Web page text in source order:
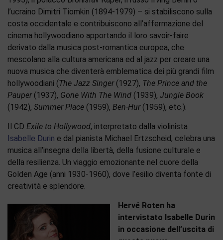
l’ucraino Dimitri Tiomkin (1894-1979) – si stabiliscono sulla
costa occidentale e contribuiscono all’affermazione del
cinema hollywoodiano apportando il loro savoir-faire
derivato dalla musica post-romantica europea, che
mescolano alla cultura americana ed al jazz per creare una
nuova musica che diventerà emblematica dei più grandi film
hollywoodiani (The Jazz Singer(1927), The Prince and the
Pauper(1937), Gone With The Wind (1939), Jungle Book
(1942), Summer Place (1959), Ben-Hur(1959), etc.).
Il CD Exile to Hollywood, interpretato dalla violinista
Isabelle Durin e dal pianista Michael Ertzscheid, celebra una
musica all’insegna della libertà, della fusione culturale e
della resilienza. Un viaggio emozionante nel cuore della
Golden Age (anni 1930-1960), dove l’esilio diventa fonte di
creatività e splendore.
Hervé Roten ha
intervistato Isabelle Durin
in occasione dell’uscita di